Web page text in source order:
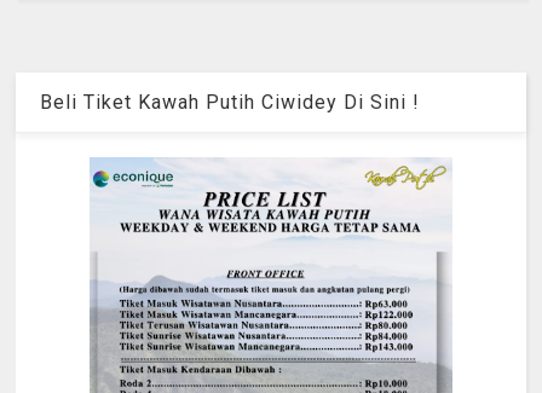
Beli Tiket Kawah Putih Ciwidey Di Sini !